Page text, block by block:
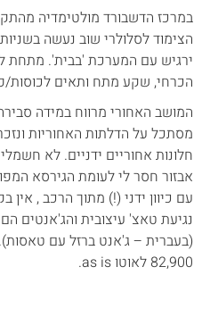
במרכז הדשבורד מולטימדיה
הצימוד לסלולרי שוב נעשה
הכרחי, שקע מתח ותאים לכוסות/
המושב האחורי מרווח במידה
מסתכל על הדלתות האחוריות
חלונות אחוריים ידניים. לא
אבזור חסר לי לעומת הגירסא
עם כיוון ידני (!) מתוך הרכב ,
נגיעת טאצ' עיצובית והג'אנטים
(בעברית – ג'אנט ברזל עם
82,900 לאוטו as is.